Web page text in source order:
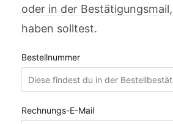
oder in der
haben solltest.
Bestellnummer
Rechnungs-E-Mail